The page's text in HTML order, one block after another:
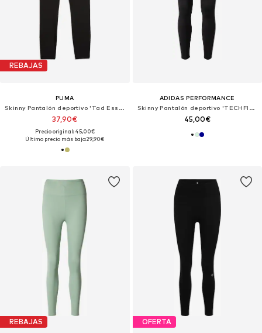
REBAJAS
PUMA
Skinny Pantalón deportivo 'Tad Essential'
37,90€
Precio original: 45,00€
Último precio más bajo:29,90€
ADIDAS PERFORMANCE
Skinny Pantalón deportivo 'TECHFIT 7/8'
45,00€
REBAJAS OFERTA